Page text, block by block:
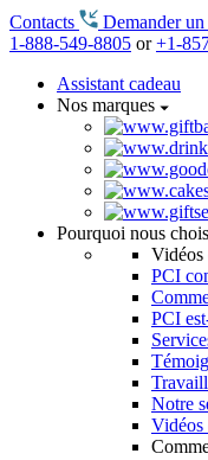
Contacts
Demander
1-888-549-8805 or+1-
Assistant cadeau
Nos marques
Pourquoi nous
Vidéos
PCI
PCI
Notre
Vidéos